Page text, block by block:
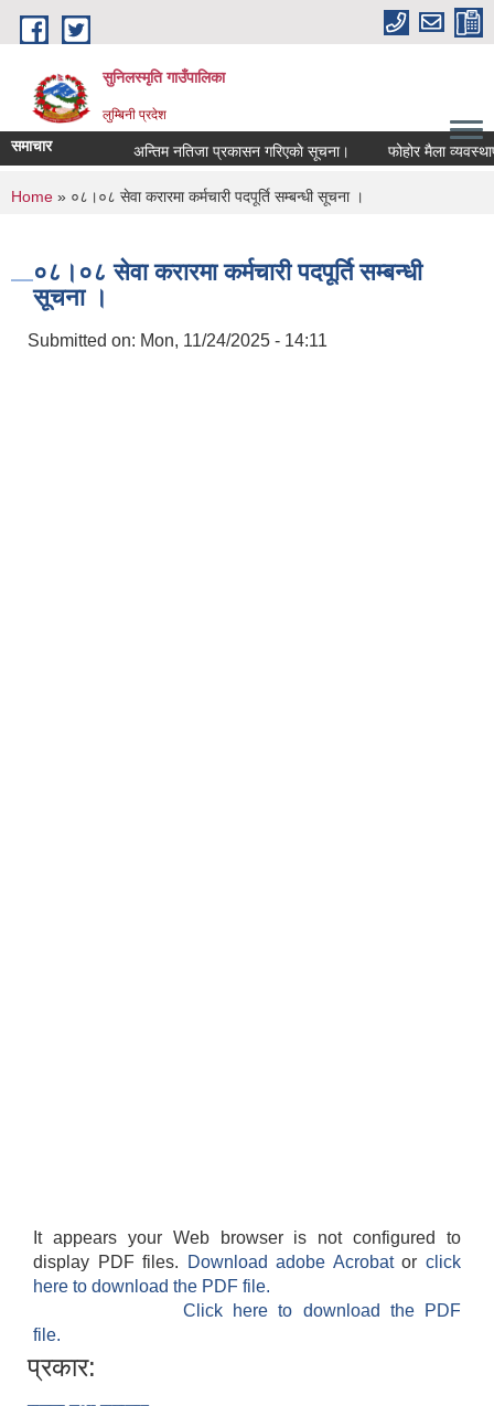
Skip to main content
सुनिलस्मृति गाउँपालिका
लुम्बिनी प्रदेश
समाचार अन्तिम नतिजा प्रकासन गरिएकाे सूचना। फोहोर मैला
You are here
Home » ०८।०८ सेवा करारमा कर्मचारी पदपूर्ति सम्बन्धी सूचना ।
०८।०८ सेवा करारमा कर्मचारी पदपूर्ति सम्बन्धी
सूचना ।
Submitted on: Mon, 11/24/2025 - 14:11
It appears your Web browser is not configured to
display PDF files.
Download adobe Acrobatorclick
here to download the PDF file.
Click here to download the PDF
file.
प्रकार: